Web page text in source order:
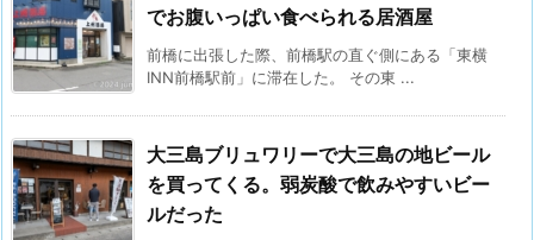
でお腹いっぱい食べられる居酒屋
前橋に出張した際、前橋駅の直ぐ側にある「東横
INN前橋駅前」に滞在した。 その東 ...
大三島ブリュワリーで大三島の地ビール
を買ってくる。弱炭酸で飲みやすいビー
ルだった